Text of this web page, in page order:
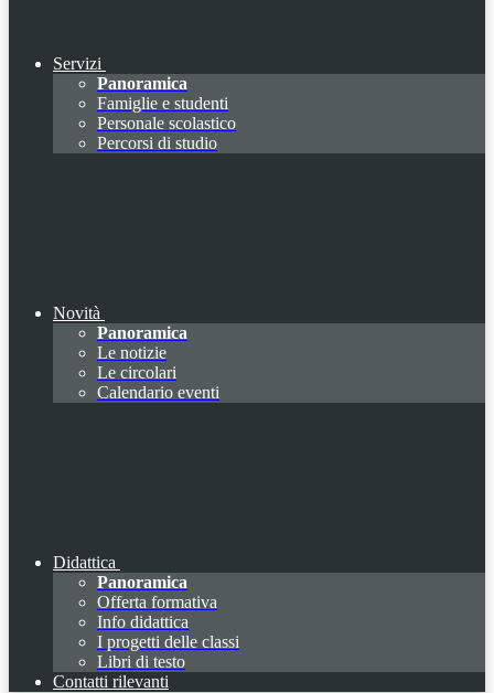
Servizi
Panoramica
Famiglie e studenti
Personale scolastico
Percorsi di studio
Novità
Panoramica
Le notizie
Le circolari
Calendario eventi
Didattica
Panoramica
Offerta formativa
Info didattica
I progetti delle classi
Libri di testo
Contatti rilevanti